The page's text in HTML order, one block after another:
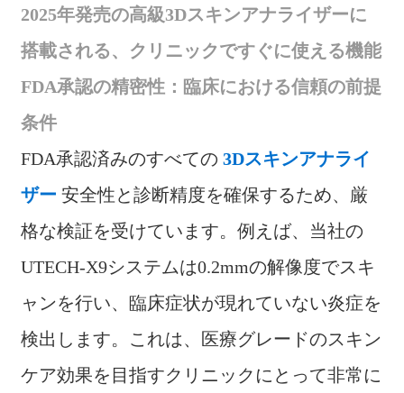
2025年発売の高級3Dスキンアナライザーに
搭載される、クリニックですぐに使える機能
FDA承認の精密性：臨床における信頼の前提
条件
FDA承認済みのすべての 3Dスキンアナライ
ザー 安全性と診断精度を確保するため、厳
格な検証を受けています。例えば、当社の
UTECH-X9システムは0.2mmの解像度でスキ
ャンを行い、臨床症状が現れていない炎症を
検出します。これは、医療グレードのスキン
ケア効果を目指すクリニックにとって非常に